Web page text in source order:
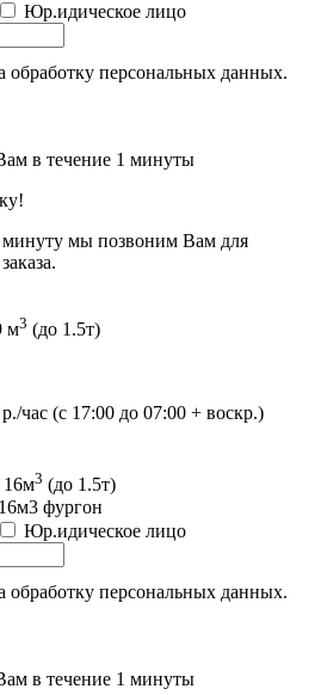
Юр.идическое лицо
обработку персональных данных.
в течение 1 минуты
минуту мы позвоним Вам для
м3 (до 1.5т)
р./час (с 17:00 до 07:00 + воскр.)
16м3 (до 1.5т)
фургон
Юр.идическое лицо
обработку персональных данных.
в течение 1 минуты